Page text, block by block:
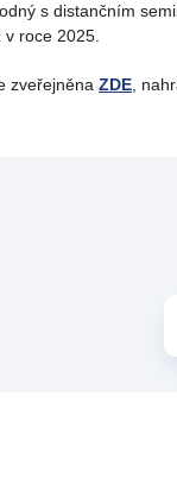
s distančním
roce 2025.
zveřejněna ZDE ,